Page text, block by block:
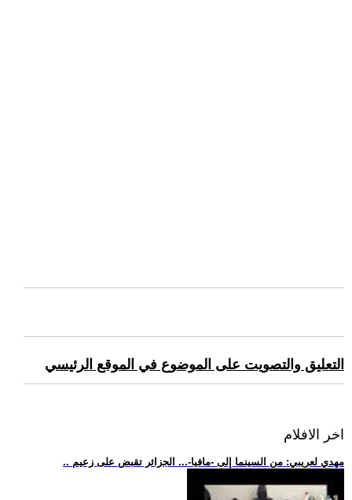
التعليق والتصويت على الموضوع في الموقع الرئيسي
اخر الافلام
.. مهدي لعريبي: من السينما إلى -مافيا-... الجزائر تقبض على زعيم